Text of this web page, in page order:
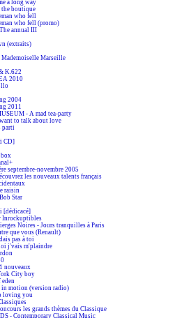
a long way
boutique
who fell
who fell (promo)
annual III
(extraits)
Marseille
K.622
2010
2004
2011
- A mad tea-party
to talk about love
parti
CD]
box
septembre-novembre 2005
les nouveaux talents français
raisin
Star
[dédicacé]
Inrockuptibles
Noires - Jours tranquilles à Paris
que vous (Renault)
pas à toi
j'vais m'plaindre
nouveaux
City boy
eden
in motion (version radio)
loving you
les grands thèmes du Classique
- Contemporary Classical Music